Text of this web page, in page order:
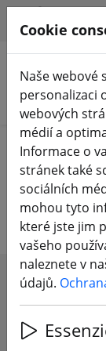
Hledat produkty
Home FPV
Micro
Cookie
Naše webové
personalizaci
webových
médií a
Informace o
stránek také
sociálních
mohou tyto
které jste jim
vašeho
naleznete v
údajů.